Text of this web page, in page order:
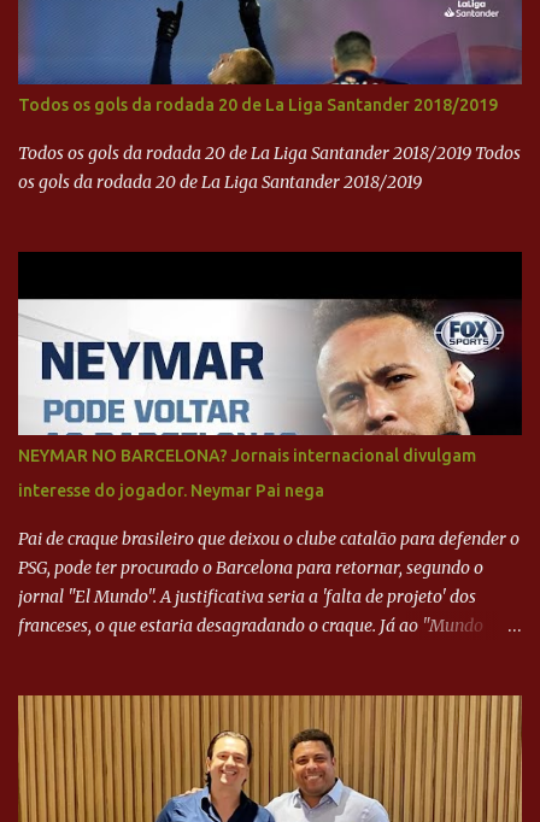
Todos os gols da rodada 20 de La Liga Santander 2018/2019
Todos os gols da rodada 20 de La Liga Santander 2018/2019 Todos
os gols da rodada 20 de La Liga Santander 2018/2019
NEYMAR NO BARCELONA? Jornais internacional divulgam
interesse do jogador. Neymar Pai nega
Pai de craque brasileiro que deixou o clube catalão para defender o
PSG, pode ter procurado o Barcelona para retornar, segundo o
jornal "El Mundo". A justificativa seria a 'falta de projeto' dos
franceses, o que estaria desagradando o craque. Já ao "Mundo
Neymar Pai nega